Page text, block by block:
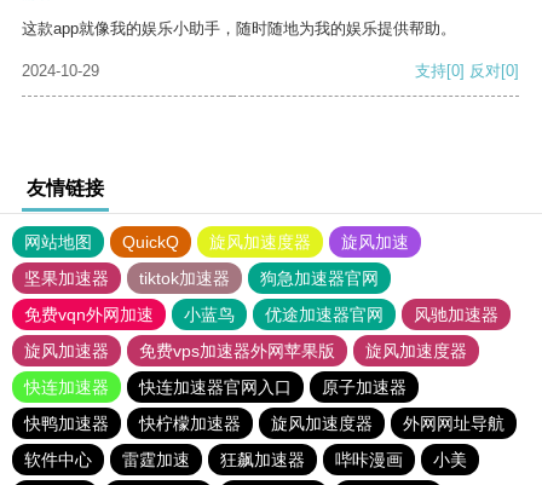
这款app就像我的娱乐小助手，随时随地为我的娱乐提供帮助。
2024-10-29 支持[0] 反对[0]
友情链接
网站地图 QuickQ 旋风加速度器
旋风加速
坚果加速器
tiktok加速器
狗急加速器官网
免费vqn外网加速
小蓝鸟 优途加速器官网
风驰加速器
旋风加速器
免费vps加速器外网苹果版
旋风加速度器
快连加速器
快连加速器官网入口
原子加速器
快鸭加速器
快柠檬加速器 旋风加速度器
外网网址导航
软件中心
雷霆加速 狂飙加速器 哔咔漫画
小美